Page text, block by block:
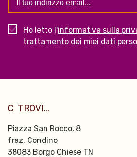
Ho letto l'informativa sulla
trattamento dei miei dati
CI TROVI...
Piazza San Rocco, 8
fraz. Condino
38083 Borgo Chiese TN